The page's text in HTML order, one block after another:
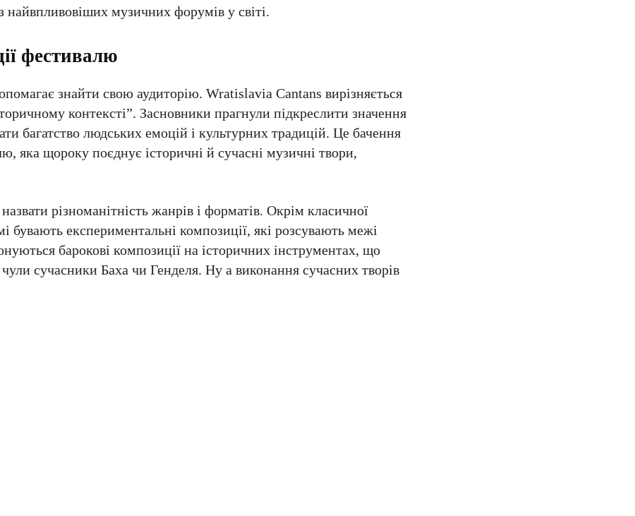
музичних форумів у світі.
фестивалю
знайти свою аудиторію. Wratislavia Cantans вирізняється
контексті”. Засновники прагнули підкреслити значення
багатство людських емоцій і культурних традицій. Це бачення
яка щороку поєднує історичні й сучасні музичні твори,
різноманітність жанрів і форматів. Окрім класичної
бувають експериментальні композиції, які розсувають межі
барокові композиції на історичних інструментах, що
сучасники Баха чи Генделя. Ну а виконання сучасних творів